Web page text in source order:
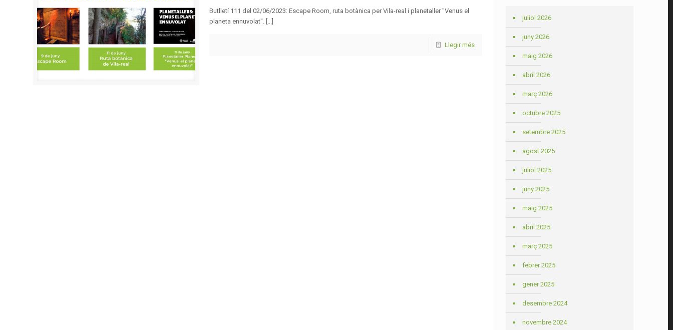
Butlletí 111 del 02/06/2023: Escape Room, ruta botànica per Vila-real i planetaller "Venus el
planeta ennuvolat". [...]
Llegir més
juliol 2026
juny 2026
maig 2026
abril 2026
març 2026
octubre 2025
setembre 2025
agost 2025
juliol 2025
juny 2025
maig 2025
abril 2025
març 2025
febrer 2025
gener 2025
desembre 2024
novembre 2024